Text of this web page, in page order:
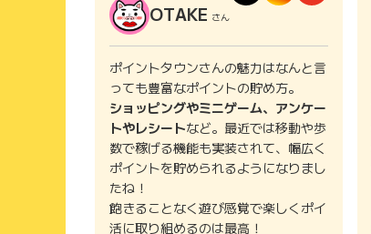
OTAKE さん
ポイントタウンさんの魅力はなんと言
っても豊富なポイントの貯め方。
ショッピングやミニゲーム、アンケー
トやレシートなど。最近では移動や歩
数で稼げる機能も実装されて、幅広く
ポイントを貯められるようになりまし
たね！
飽きることなく遊び感覚で楽しくポイ
活に取り組めるのは最高！